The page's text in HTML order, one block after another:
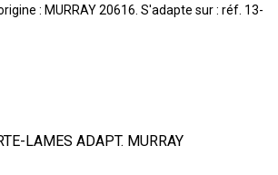
: MURRAY 20616. S'adapte sur : réf. 13-
LAMES ADAPT. MURRAY